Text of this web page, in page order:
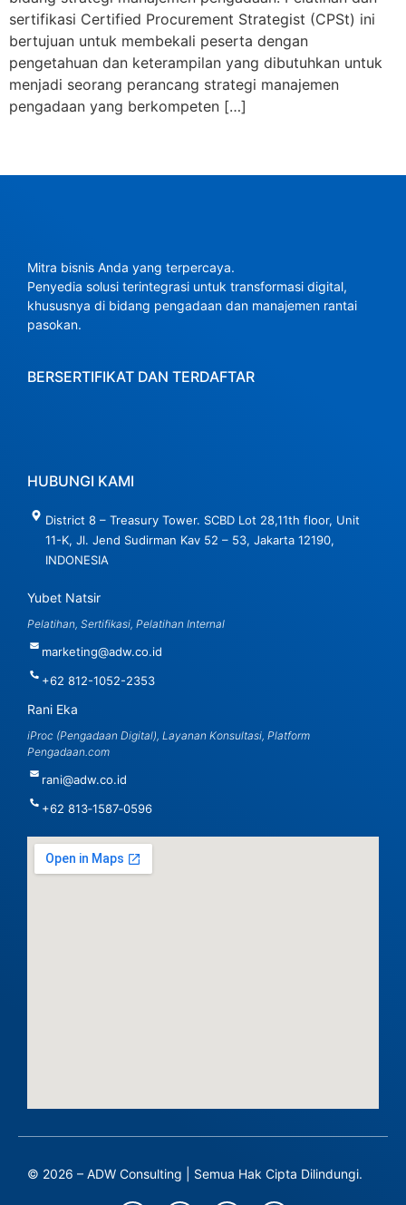
sertifikasi Certified Procurement Strategist (CPSt) ini
bertujuan untuk membekali peserta dengan
pengetahuan dan keterampilan yang dibutuhkan untuk
menjadi seorang perancang strategi manajemen
pengadaan yang berkompeten […]
Mitra bisnis Anda yang terpercaya.
Penyedia solusi terintegrasi untuk transformasi digital,
khususnya di bidang pengadaan dan manajemen rantai
pasokan.
BERSERTIFIKAT DAN TERDAFTAR
HUBUNGI KAMI
District 8 – Treasury Tower. SCBD Lot 28,11th floor, Unit
11-K, Jl. Jend Sudirman Kav 52 – 53, Jakarta 12190,
INDONESIA
Yubet Natsir
Pelatihan, Sertifikasi, Pelatihan Internal
marketing@adw.co.id
+62 812-1052-2353
Rani Eka
iProc (Pengadaan Digital), Layanan Konsultasi, Platform
Pengadaan.com
rani@adw.co.id
‪+62 813‑1587‑0596‬
© 2026 – ADW Consulting | Semua Hak Cipta Dilindungi.